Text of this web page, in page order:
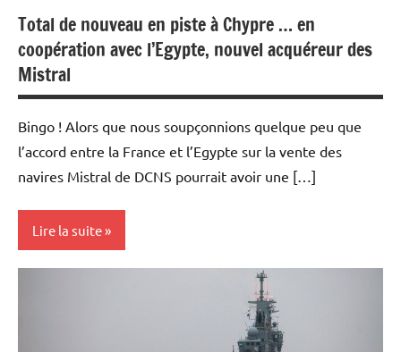
Total de nouveau en piste à Chypre … en
coopération avec l’Egypte, nouvel acquéreur des
Mistral
Bingo ! Alors que nous soupçonnions quelque peu que
l’accord entre la France et l’Egypte sur la vente des
navires Mistral de DCNS pourrait avoir une […]
Lire la suite